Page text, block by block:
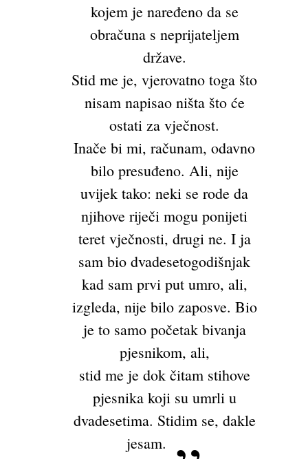
kojem je naređeno da se
obračuna s neprijateljem
države.
Stid me je, vjerovatno toga što
nisam napisao ništa što će
ostati za vječnost.
Inače bi mi, računam, odavno
bilo presuđeno. Ali, nije
uvijek tako: neki se rode da
njihove riječi mogu ponijeti
teret vječnosti, drugi ne. I ja
sam bio dvadesetogodišnjak
kad sam prvi put umro, ali,
izgleda, nije bilo zaposve. Bio
je to samo početak bivanja
pjesnikom, ali,
stid me je dok čitam stihove
pjesnika koji su umrli u
dvadesetima. Stidim se, dakle
jesam.